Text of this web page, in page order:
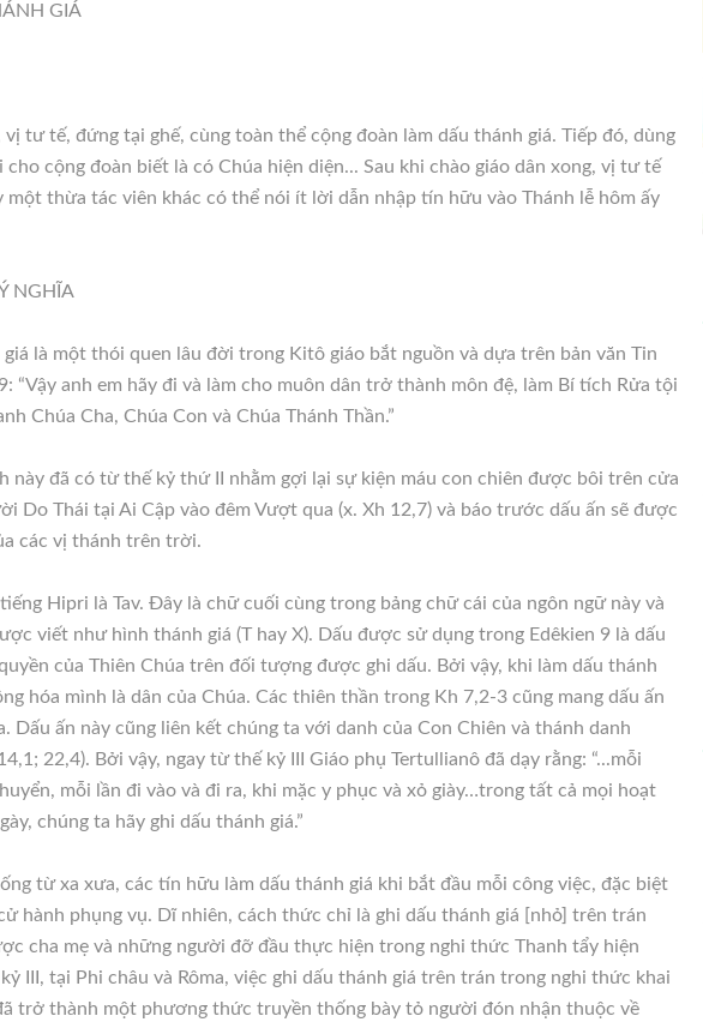
GIÁ
vị tư tế, đứng tại ghế, cùng toàn thể cộng đoàn làm dấu thánh giá. Tiếp đó, dùng
cho cộng đoàn biết là có Chúa hiện diện... Sau khi chào giáo dân xong, vị tư tế
một thừa tác viên khác có thể nói ít lời dẫn nhập tín hữu vào Thánh lễ hôm ấy
NGHĨA
giá là một thói quen lâu đời trong Kitô giáo bắt nguồn và dựa trên bản văn Tin
“Vậy anh em hãy đi và làm cho muôn dân trở thành môn đệ, làm Bí tích Rửa tội
Chúa Cha, Chúa Con và Chúa Thánh Thần.”
này đã có từ thế kỷ thứ II nhằm gợi lại sự kiện máu con chiên được bôi trên cửa
Do Thái tại Ai Cập vào đêm Vượt qua (x. Xh 12,7) và báo trước dấu ấn sẽ được
các vị thánh trên trời.
tiếng Hipri là Tav. Đây là chữ cuối cùng trong bảng chữ cái của ngôn ngữ này và
viết như hình thánh giá (T hay X). Dấu được sử dụng trong Edêkien 9 là dấu
của Thiên Chúa trên đối tượng được ghi dấu. Bởi vậy, khi làm dấu thánh
hóa mình là dân của Chúa. Các thiên thần trong Kh 7,2-3 cũng mang dấu ấn
Dấu ấn này cũng liên kết chúng ta với danh của Con Chiên và thánh danh
22,4). Bởi vậy, ngay từ thế kỷ III Giáo phụ Tertullianô đã dạy rằng: “...mỗi
mỗi lần đi vào và đi ra, khi mặc y phục và xỏ giày…trong tất cả mọi hoạt
chúng ta hãy ghi dấu thánh giá.”
từ xa xưa, các tín hữu làm dấu thánh giá khi bắt đầu mỗi công việc, đặc biệt
hành phụng vụ. Dĩ nhiên, cách thức chỉ là ghi dấu thánh giá [nhỏ] trên trán
cha mẹ và những người đỡ đầu thực hiện trong nghi thức Thanh tẩy hiện
kỷ III, tại Phi châu và Rôma, việc ghi dấu thánh giá trên trán trong nghi thức khai
trở thành một phương thức truyền thống bày tỏ người đón nhận thuộc về